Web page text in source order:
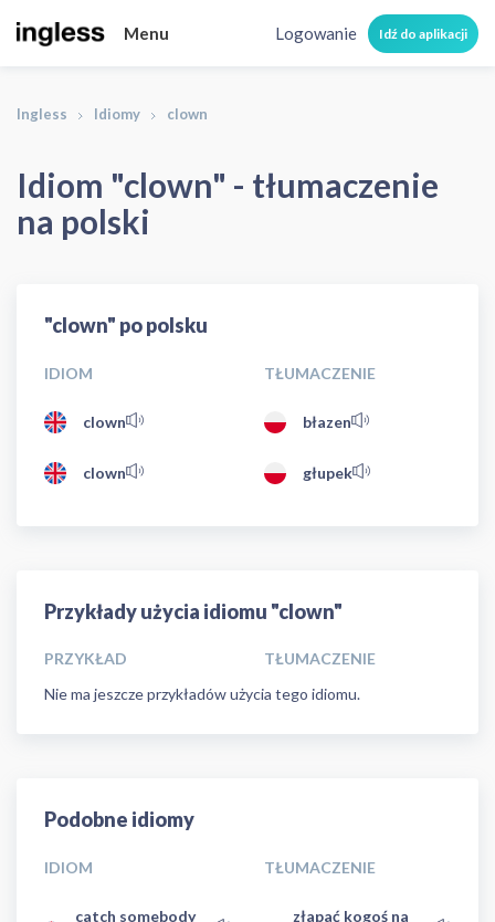
Menu Logowanie Idź do aplikacji
Ingless Idiomy clown
Idiom "clown" - tłumaczenie
na polski
"clown" po polsku
IDIOM TŁUMACZENIE
clown błazen
clown głupek
Przykłady użycia idiomu "clown"
PRZYKŁAD
TŁUMACZENIE
Nie ma jeszcze przykładów użycia tego idiomu.
Podobne idiomy
IDIOM TŁUMACZENIE
catch somebody
złapać kogoś na